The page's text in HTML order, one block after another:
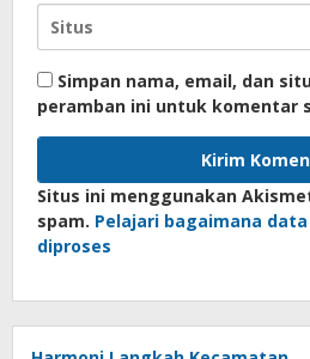
Simpan nama, email, dan
peramban ini untuk komentar
Situs ini menggunakan
spam. Pelajari bagaimana
diproses